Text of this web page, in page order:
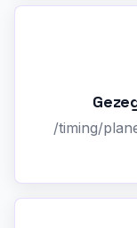
/timing/